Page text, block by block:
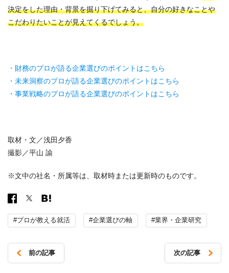
決定をした理由・背景を掘り下げてみると、自分の好きなことや
こだわりたいことが見えてくるでしょう。
・財務のプロが語る企業選びのポイントはこちら
・未来洞察のプロが語る企業選びのポイントはこちら
・事業戦略のプロが語る企業選びのポイントはこちら
取材・文／浅田夕香
撮影／平山 諭
※文中の社名・所属等は、取材時または更新時のものです。
#プロが教える就活 #企業選びの軸 #業界・企業研究
前の記事 次の記事